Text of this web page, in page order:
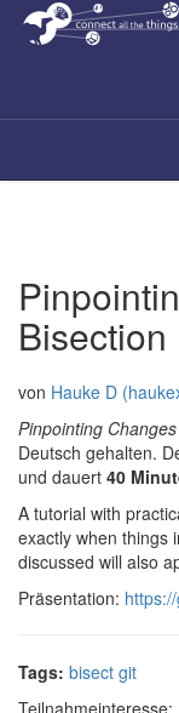
Zum
Inhalt
Bisection
von Hauke D
Pinpointing
Deutsch gehalten.
und dauert 40
A tutorial with
exactly when things
discussed will also
Präsentation:
Tags: bisect git
Teilnahmeinteresse: